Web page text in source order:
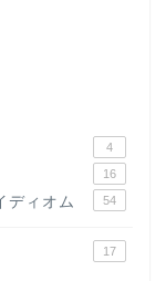
4
16
ディオム 54
17